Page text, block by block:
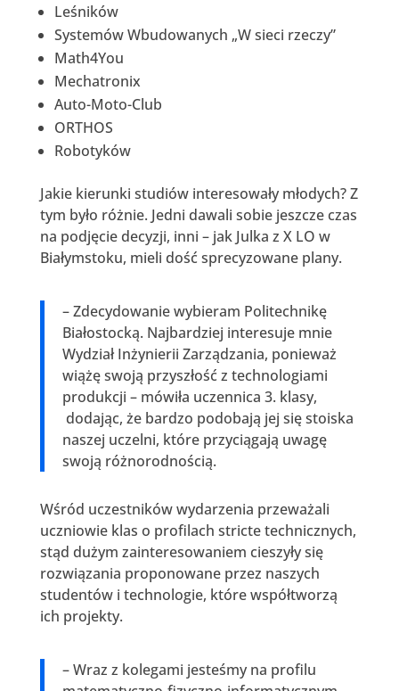
Leśników
Systemów Wbudowanych „W sieci rzeczy”
Math4You
Mechatronix
Auto-Moto-Club
ORTHOS
Robotyków
Jakie kierunki studiów interesowały młodych? Z
tym było różnie. Jedni dawali sobie jeszcze czas
na podjęcie decyzji, inni – jak Julka z X LO w
Białymstoku, mieli dość sprecyzowane plany.
– Zdecydowanie wybieram Politechnikę
Białostocką. Najbardziej interesuje mnie
Wydział Inżynierii Zarządzania, ponieważ
wiążę swoją przyszłość z technologiami
produkcji – mówiła uczennica 3. klasy,
dodając, że bardzo podobają jej się stoiska
naszej uczelni, które przyciągają uwagę
swoją różnorodnością.
Wśród uczestników wydarzenia przeważali
uczniowie klas o profilach stricte technicznych,
stąd dużym zainteresowaniem cieszyły się
rozwiązania proponowane przez naszych
studentów i technologie, które współtworzą
ich projekty.
– Wraz z kolegami jesteśmy na profilu